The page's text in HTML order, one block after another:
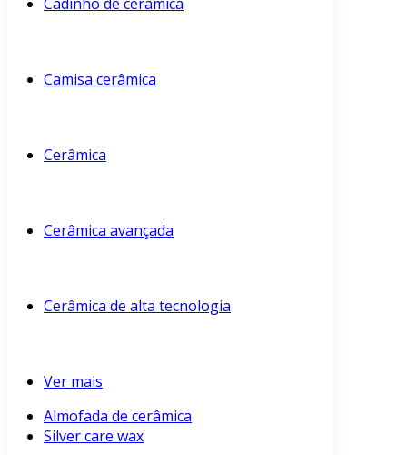
Camisa cerâmica
Cerâmica
Cerâmica avançada
Cerâmica de alta tecnologia
Ver mais
Almofada de cerâmica
Silver care wax